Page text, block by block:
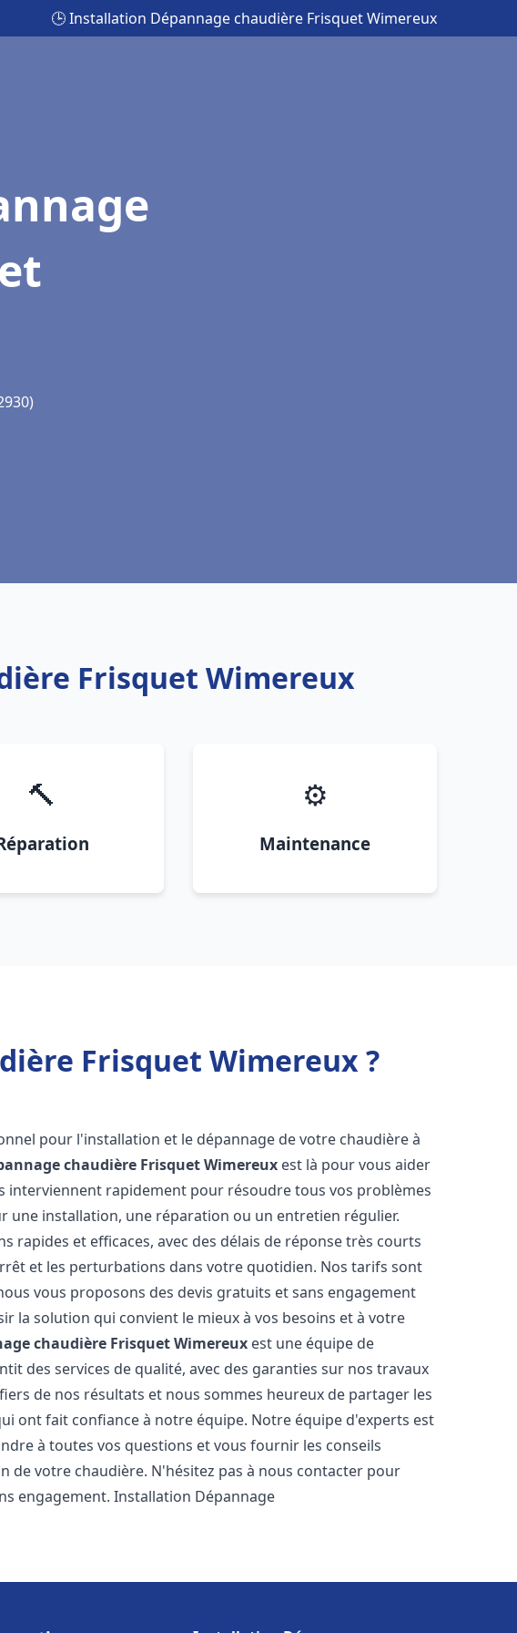
🕒 Installation Dépannage chaudière Frisquet Wimereux
Frisquet Wimereux
🔨 ⚙️
Maintenance
Frisquet Wimereux ?
pour l'installation et le dépannage de votre chaudière à
chaudière FrisquetWimereux est là pour vous aider
interviennent rapidement pour résoudre tous vos problèmes
une installation, une réparation ou un entretien régulier.
rapides et efficaces, avec des délais de réponse très courts
et les perturbations dans votre quotidien. Nos tarifs sont
vous proposons des devis gratuits et sans engagement
la solution qui convient le mieux à vos besoins et à votre
chaudière FrisquetWimereux est une équipe de
des services de qualité, avec des garanties sur nos travaux
de nos résultats et nous sommes heureux de partager les
ont fait confiance à notre équipe. Notre équipe d'experts est
à toutes vos questions et vous fournir les conseils
de votre chaudière. N'hésitez pas à nous contacter pour
engagement. Installation Dépannage